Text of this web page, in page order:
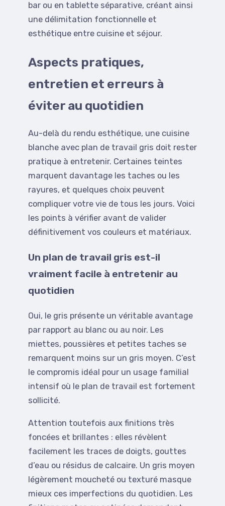
bar ou en tablette séparative, créant ainsi
une délimitation fonctionnelle et
esthétique entre cuisine et séjour.
Aspects pratiques,
entretien et erreurs à
éviter au quotidien
Au-delà du rendu esthétique, une cuisine
blanche avec plan de travail gris doit rester
pratique à entretenir. Certaines teintes
marquent davantage les taches ou les
rayures, et quelques choix peuvent
compliquer votre vie de tous les jours. Voici
les points à vérifier avant de valider
définitivement vos couleurs et matériaux.
Un plan de travail gris est-il
vraiment facile à entretenir au
quotidien
Oui, le gris présente un véritable avantage
par rapport au blanc ou au noir. Les
miettes, poussières et petites taches se
remarquent moins sur un gris moyen. C’est
le compromis idéal pour un usage familial
intensif où le plan de travail est fortement
sollicité.
Attention toutefois aux finitions très
foncées et brillantes : elles révèlent
facilement les traces de doigts, gouttes
d’eau ou résidus de calcaire. Un gris moyen
légèrement moucheté ou texturé masque
mieux ces imperfections du quotidien. Les